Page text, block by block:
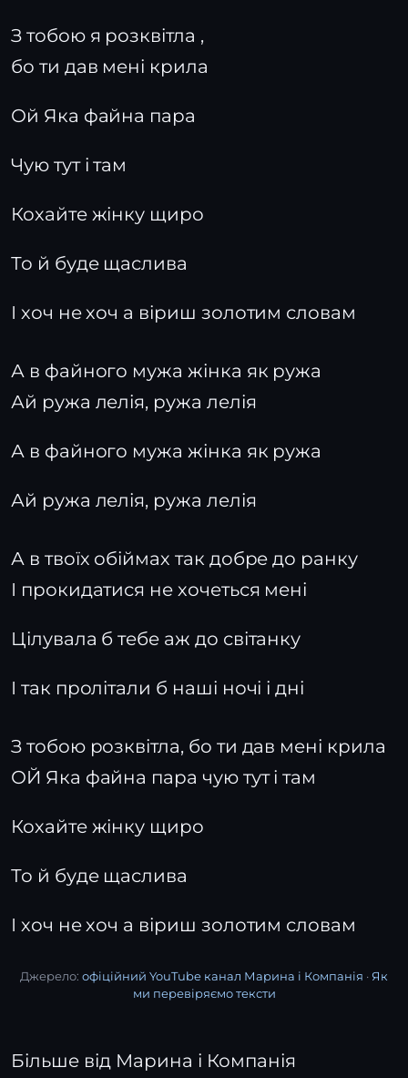
З тобою я розквітла ,
бо ти дав мені крила
Ой Яка файна пара
Чую тут і там
Кохайте жінку щиро
То й буде щаслива
І хоч не хоч а віриш золотим словам
А в файного мужа жінка як ружа
Ай ружа лелія, ружа лелія
А в файного мужа жінка як ружа
Ай ружа лелія, ружа лелія
А в твоїх обіймах так добре до ранку
І прокидатися не хочеться мені
Цілувала б тебе аж до світанку
І так пролітали б наші ночі і дні
З тобою розквітла, бо ти дав мені крила
ОЙ Яка файна пара чую тут і там
Кохайте жінку щиро
То й буде щаслива
І хоч не хоч а віриш золотим словам
Джерело: офіційний YouTube канал Марина і Компанія · Як
ми перевіряємо тексти
Більше від Марина і Компанія